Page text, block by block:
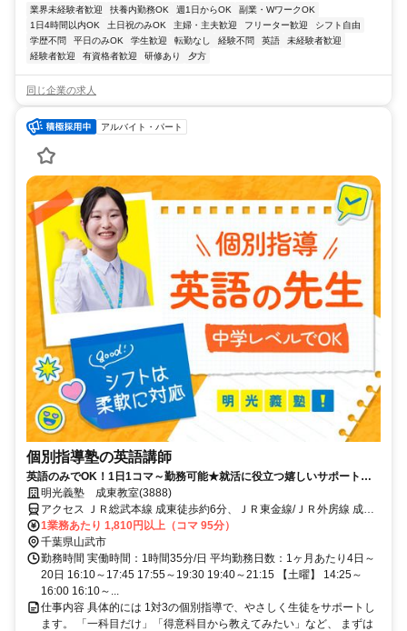
業界未経験者歓迎 扶養内勤務OK 週1日からOK
副業・WワークOK
1日4時間以内OK
土日祝のみOK 主婦・主夫歓迎 フリーター歓迎
シフト自由
学歴不問
平日のみOK 学生歓迎 転勤なし 経験不問 英語
未経験者歓迎
経験者歓迎
有資格者歓迎 研修あり 夕方
同じ企業の求人
アルバイト・パート
個別指導塾の英語講師
英語のみでOK！1日1コマ～勤務可能★就活に役立つ嬉しいサポートも
◎ミドル・シニアも活躍中
明光義塾 成東教室(3888)
アクセス ＪＲ総武本線 成東徒歩約6分、ＪＲ東金線/ＪＲ外房線 成東
徒歩約6分、ＪＲ東金線/ＪＲ外房線 求名出入口2徒歩約46分
1業務あたり 1,810円以上（コマ 95分）
千葉県山武市
勤務時間 実働時間：1時間35分/日 平均勤務日数：1ヶ月あたり4日～
20日 16:10～17:45 17:55～19:30 19:40～21:15 【土曜】 14:25～
16:00 16:10～...
仕事内容 具体的には 1対3の個別指導で、やさしく生徒をサポートし
ます。 「一科目だけ」「得意科目から教えてみたい」など、 まずは